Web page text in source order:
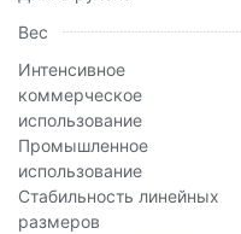
Вес
Интенсивное
коммерческое
использование
Промышленное
использование
Стабильность линейных
размеров